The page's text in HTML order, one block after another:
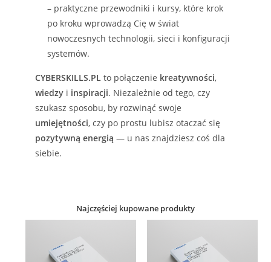
– praktyczne przewodniki i kursy, które krok
po kroku wprowadzą Cię w świat
nowoczesnych technologii, sieci i konfiguracji
systemów.
CYBERSKILLS.PL to połączenie kreatywności,
wiedzy i inspiracji. Niezależnie od tego, czy
szukasz sposobu, by rozwinąć swoje
umiejętności, czy po prostu lubisz otaczać się
pozytywną energią — u nas znajdziesz coś dla
siebie.
Najczęściej kupowane produkty